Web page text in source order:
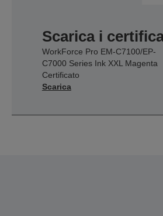
Scarica i
WorkForce Pro EM-C7100/EP-
C7000 Series Ink XXL Magenta
Certificato
Scarica